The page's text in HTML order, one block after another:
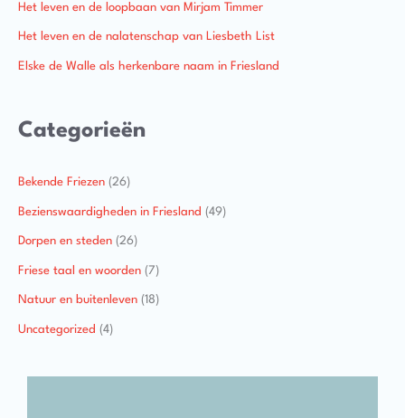
Het leven en de loopbaan van Mirjam Timmer
Het leven en de nalatenschap van Liesbeth List
Elske de Walle als herkenbare naam in Friesland
Categorieën
Bekende Friezen (26)
Bezienswaardigheden in Friesland (49)
Dorpen en steden (26)
Friese taal en woorden (7)
Natuur en buitenleven (18)
Uncategorized (4)